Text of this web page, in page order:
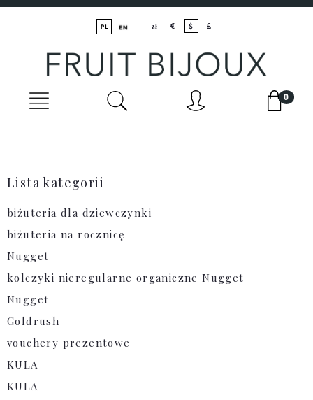
Lista kategorii
biżuteria dla dziewczynki
biżuteria na rocznicę
Nugget
kolczyki nieregularne organiczne Nugget
Nugget
Goldrush
vouchery prezentowe
KULA
KULA